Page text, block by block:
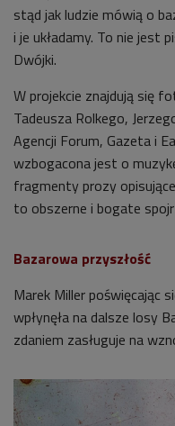
stąd jak ludzie mówią o
i je układamy. To nie jest
Dwójki.
W projekcie znajdują się
Tadeusza Rolkego,
Agencji Forum, Gazeta i
wzbogacona jest o
fragmenty prozy
to obszerne i bogate
Bazarowa przyszłość
Marek Miller poświęcając
wpłynęła na dalsze losy
zdaniem zasługuje na